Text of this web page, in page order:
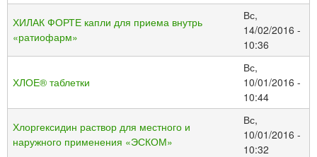
ХИЛАК ФОРТЕ капли для приема внутрь
«ратиофарм»
Вс,
14/02/2016 -
10:36
ХЛОЕ® таблетки
Вс,
10/01/2016 -
10:44
Хлоргексидин раствор для местного и
наружного применения «ЭСКОМ»
Вс,
10/01/2016 -
10:32